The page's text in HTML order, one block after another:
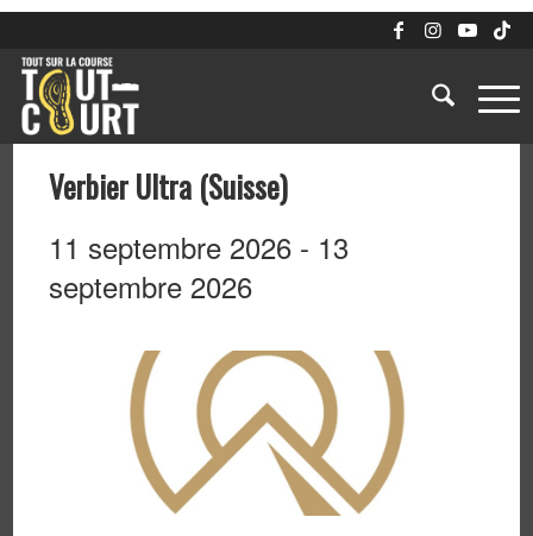
Verbier Ultra (Suisse)
11 septembre 2026 - 13
septembre 2026